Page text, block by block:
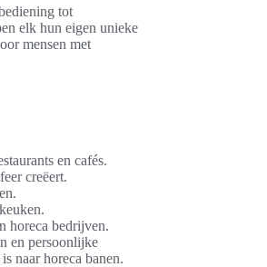
tot
elk hun eigen unieke
mensen met
en cafés.
creëert.
horeca bedrijven.
en persoonlijke
naar horeca banen.